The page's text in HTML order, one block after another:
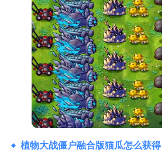
植物大战僵户融合版猫瓜怎么获得